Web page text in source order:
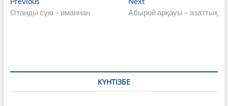
по
post:
Отанды сүю – иманнан
post:
Абырой арқауы – азаттық
КҮНТІЗБЕ